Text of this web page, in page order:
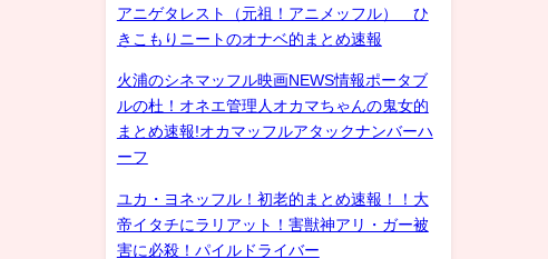
アニゲタレスト（元祖！アニメッフル） ひ
きこもりニートのオナベ的まとめ速報
火浦のシネマッフル映画NEWS情報ポータブ
ルの杜！オネエ管理人オカマちゃんの鬼女的
まとめ速報!オカマッフルアタックナンバーハ
ーフ
ユカ・ヨネッフル！初老的まとめ速報！！大
帝イタチにラリアット！害獣神アリ・ガー被
害に必殺！パイルドライバー